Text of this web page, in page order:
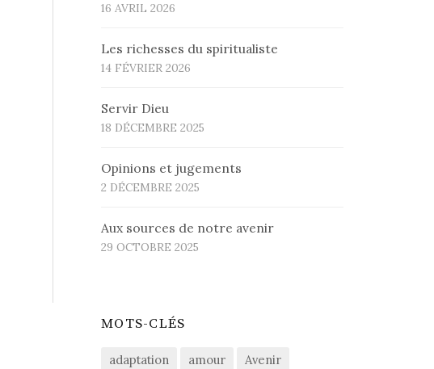
16 AVRIL 2026
Les richesses du spiritualiste
14 FÉVRIER 2026
Servir Dieu
18 DÉCEMBRE 2025
Opinions et jugements
2 DÉCEMBRE 2025
Aux sources de notre avenir
29 OCTOBRE 2025
MOTS-CLÉS
adaptation amour
Avenir